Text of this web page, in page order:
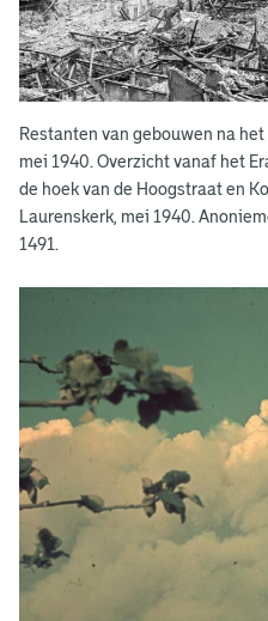
Restanten van gebouwen na
mei 1940. Overzicht vanaf het
de hoek van de Hoogstraat en
Laurenskerk, mei 1940.
1491.